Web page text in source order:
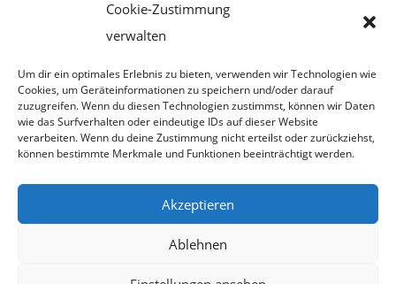
Cookie-Zustimmung
verwalten
Um dir ein optimales Erlebnis zu bieten, verwenden wir Technologien wie
Cookies, um Geräteinformationen zu speichern und/oder darauf
zuzugreifen. Wenn du diesen Technologien zustimmst, können wir Daten
wie das Surfverhalten oder eindeutige IDs auf dieser Website
verarbeiten. Wenn du deine Zustimmung nicht erteilst oder zurückziehst,
können bestimmte Merkmale und Funktionen beeinträchtigt werden.
Akzeptieren
Ablehnen
Trotz sorgfältiger inhaltlicher Kontrolle übernehmen wir keine
Haftung für die Inhalte externer Links. Für den Inhalt der
verantwortlich.
Weitere Informationen
Wir sind
Partner
Spenden